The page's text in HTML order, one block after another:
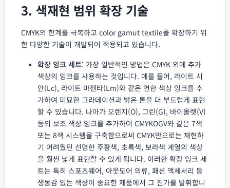
3. 색재현 범위 확장 기술
CMYK의 한계를 극복하고 color gamut textile을 확장하기 위
한 다양한 기술이 개발되어 적용되고 있습니다.
확장 잉크 세트: 가장 일반적인 방법은 CMYK 외에 추가
색상의 잉크를 사용하는 것입니다. 예를 들어, 라이트 시
안(Lc), 라이트 마젠타(Lm)와 같은 연한 색상 잉크를 추
가하여 미묘한 그라데이션과 밝은 톤을 더 부드럽게 표현
할 수 있습니다. 나아가 오렌지(O), 그린(G), 바이올렛(V)
등의 보조 색상 잉크를 추가하여 CMYKOGV와 같은 7색
또는 8색 시스템을 구축함으로써 CMYK만으로는 재현하
기 어려웠던 선명한 주황색, 초록색, 보라색 계열의 색상
을 훨씬 넓게 표현할 수 있게 됩니다. 이러한 확장 잉크 세
트는 특히 스포츠웨어, 아웃도어 의류, 패션 액세서리 등
생동감 있는 색상이 중요한 제품에서 그 진가를 발휘합니